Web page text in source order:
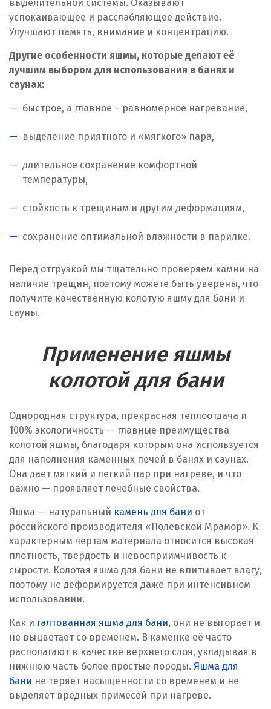
выделительной системы. Оказывают
успокаивающее и расслабляющее действие.
Улучшают память, внимание и концентрацию.
Другие особенности яшмы, которые делают её
лучшим выбором для использования в банях и
саунах:
быстрое, а главное – равномерное нагревание,
выделение приятного и «мягкого» пара,
длительное сохранение комфортной
температуры,
стойкость к трещинам и другим деформациям,
сохранение оптимальной влажности в парилке.
Перед отгрузкой мы тщательно проверяем камни на
наличие трещин, поэтому можете быть уверены, что
получите качественную колотую яшму для бани и
сауны.
Применение яшмы
колотой для бани
Однородная структура, прекрасная теплоотдача и
100% экологичность — главные преимущества
колотой яшмы, благодаря которым она используется
для наполнения каменных печей в банях и саунах.
Она дает мягкий и легкий пар при нагреве, и что
важно — проявляет лечебные свойства.
Яшма — натуральный камень для бани от
российского производителя «Полевской Мрамор». К
характерным чертам материала относится высокая
плотность, твердость и невосприимчивость к
сырости. Колотая яшма для бани не впитывает влагу,
поэтому не деформируется даже при интенсивном
использовании.
Как и галтованная яшма для бани, они не выгорает и
не выцветает со временем. В каменке её часто
располагают в качестве верхнего слоя, укладывая в
нижнюю часть более простые породы. Яшма для
бани не теряет насыщенности со временем и не
выделяет вредных примесей при нагреве.